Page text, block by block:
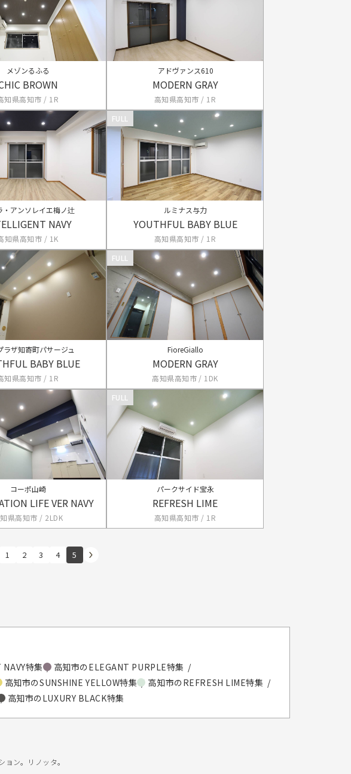
メゾンるふる
BROWN
知県高知市 / 1R
アドヴァンス610
MODERN GRAY
高知県高知市 / 1R
・アンソレイエ梅ノ辻
NAVY
知県高知市 / 1K
FULL
ルミナス与力
YOUTHFUL BABY BLUE
高知県高知市 / 1R
ラザ知寄町パサージュ
BABY BLUE
知県高知市 / 1R
FULL
FioreGiallo
MODERN GRAY
高知県高知市 / 1DK
コーポ山崎
LIFE VER NAVY
県高知市 / 2LDK
FULL
パークサイド宝永
REFRESH LIME
高知県高知市 / 1R
1 2 3 4 5
特集
高知市のELEGANT PURPLE特集
高知市のSUNSHINE YELLOW特集
高知市のREFRESH LIME特集
高知市のLUXURY BLACK特集
ョン。リノッタ。